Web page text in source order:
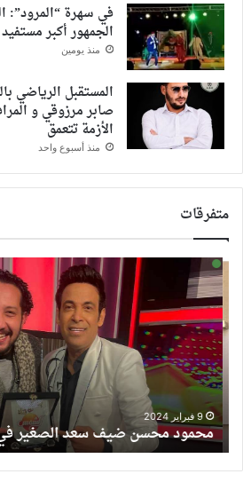
في سهرة “المرود”:
الجمهور أكبر مستفيد
منذ يومين
المستقبل الرياضي
صابر مرزوقي و
الأزمة تتعمق
منذ أسبوع واحد
متفرقات
محمود
محسن
ضيف
سعد
الصغير
في
سعد
مولعها
نار
9 فبراير 2024
محمود محسن ضيف سعد الصغير في